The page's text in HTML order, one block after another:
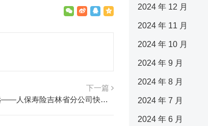
下一篇
爱在人保 真情永远——人保寿险吉林省分公司快速理赔案例
2024 年 12 月
2024 年 11 月
2024 年 10 月
2024 年 9 月
2024 年 8 月
2024 年 7 月
2024 年 6 月